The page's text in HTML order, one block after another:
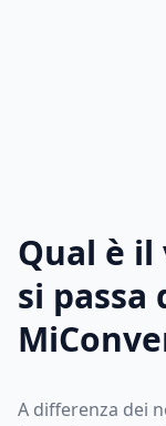
Qual è
si passa
A differenza dei